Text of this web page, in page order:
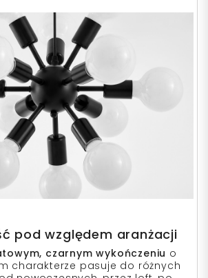
pod względem aranżacji
czarnym wykończeniu o
charakterze pasuje do różnych